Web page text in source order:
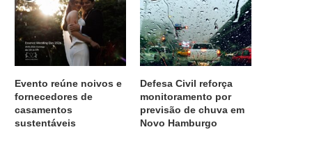
Evento reúne noivos e
fornecedores de
casamentos
sustentáveis
Defesa Civil reforça
monitoramento por
previsão de chuva em
Novo Hamburgo